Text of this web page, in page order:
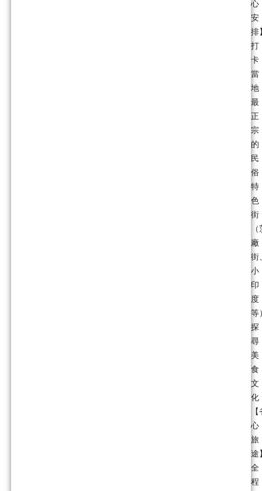
心
安
排
打
卡
當
地
最
正
宗
的
民
俗
特
色
街
廠
街
小
印
度
等
探
尋
美
食
文
化
心
旅
途
全
程